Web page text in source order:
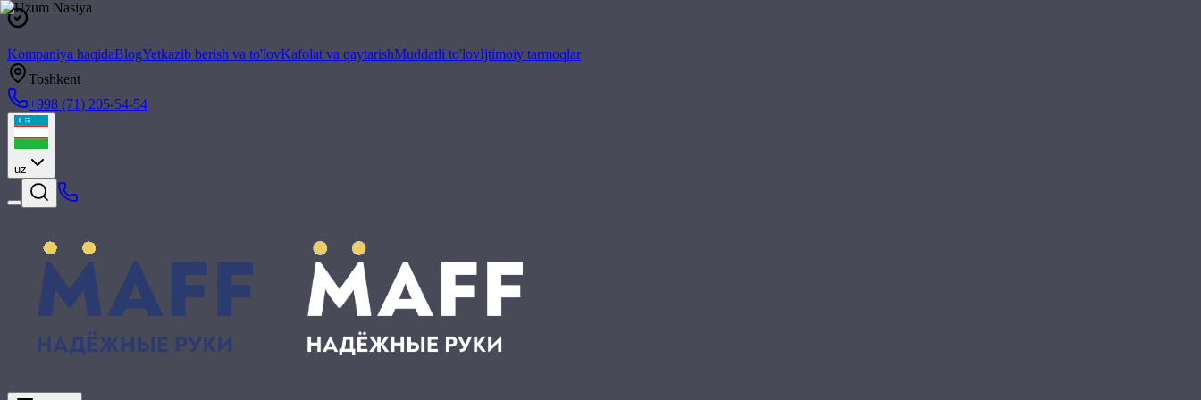
Kompaniya haqidaBlogYetkazib berish va to'lovKafolat va qaytarishMuddatli to'lovIjtimoiy tarmoqlar
Toshkent
+998 (71) 205-54-54
uz